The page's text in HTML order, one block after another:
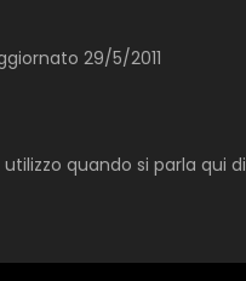
29/5/2011
quando si parla qui di